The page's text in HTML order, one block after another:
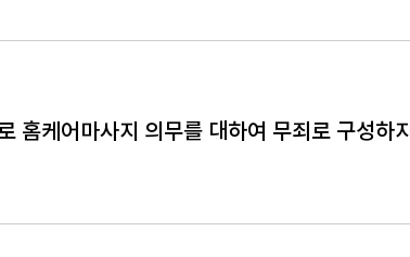
홈케어마사지 의무를 대하여 무죄로 구성하지